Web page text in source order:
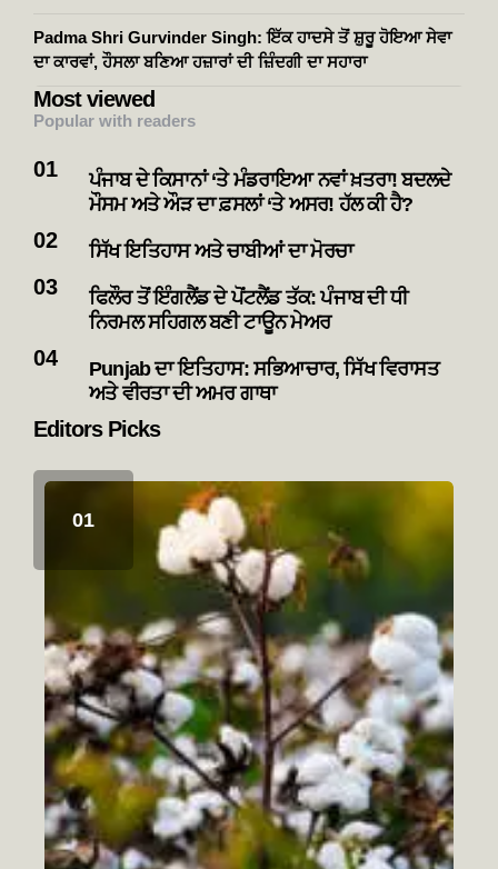
Padma Shri Gurvinder Singh: ਇੱਕ ਹਾਦਸੇ ਤੋਂ ਸ਼ੁਰੂ ਹੋਇਆ ਸੇਵਾ
ਦਾ ਕਾਰਵਾਂ, ਹੌਸਲਾ ਬਣਿਆ ਹਜ਼ਾਰਾਂ ਦੀ ਜ਼ਿੰਦਗੀ ਦਾ ਸਹਾਰਾ
Most viewed
Popular with readers
ਪੰਜਾਬ ਦੇ ਕਿਸਾਨਾਂ ‘ਤੇ ਮੰਡਰਾਇਆ ਨਵਾਂ ਖ਼ਤਰਾ! ਬਦਲਦੇ
ਮੌਸਮ ਅਤੇ ਔੜ ਦਾ ਫ਼ਸਲਾਂ ‘ਤੇ ਅਸਰ! ਹੱਲ ਕੀ ਹੈ?
ਸਿੱਖ ਇਤਿਹਾਸ ਅਤੇ ਚਾਬੀਆਂ ਦਾ ਮੋਰਚਾ
ਫਿਲੌਰ ਤੋਂ ਇੰਗਲੈਂਡ ਦੇ ਪੋਂਟਲੈਂਡ ਤੱਕ: ਪੰਜਾਬ ਦੀ ਧੀ
ਨਿਰਮਲ ਸਹਿਗਲ ਬਣੀ ਟਾਊਨ ਮੇਅਰ
Punjab ਦਾ ਇਤਿਹਾਸ: ਸਭਿਆਚਾਰ, ਸਿੱਖ ਵਿਰਾਸਤ
ਅਤੇ ਵੀਰਤਾ ਦੀ ਅਮਰ ਗਾਥਾ
Editors Picks